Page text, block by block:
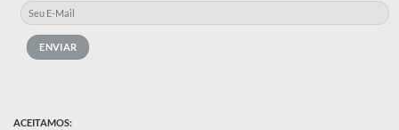
ACEITAMOS: